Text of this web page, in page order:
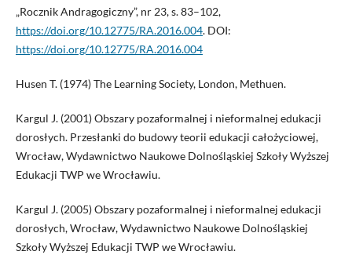
„Rocznik Andragogiczny”, nr 23, s. 83–102,
https://doi.org/10.12775/RA.2016.004. DOI:
https://doi.org/10.12775/RA.2016.004
Husen T. (1974) The Learning Society, London, Methuen.
Kargul J. (2001) Obszary pozaformalnej i nieformalnej edukacji
dorosłych. Przesłanki do budowy teorii edukacji całożyciowej,
Wrocław, Wydawnictwo Naukowe Dolnośląskiej ­Szkoły Wyższej
Edukacji TWP we Wrocławiu.
Kargul J. (2005) Obszary pozaformalnej i nieformalnej edukacji
dorosłych, Wrocław, ­Wydawnictwo Naukowe Dolnośląskiej
Szkoły Wyższej Edukacji TWP we Wrocławiu.